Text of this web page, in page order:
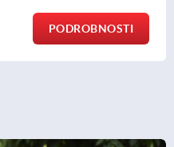
PODROBNOSTI